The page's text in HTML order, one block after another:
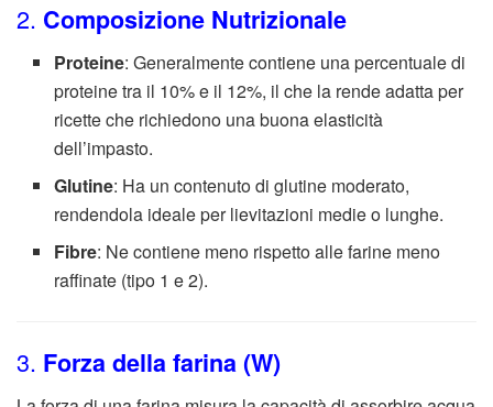
2. Composizione Nutrizionale
Proteine: Generalmente contiene una percentuale di
proteine tra il 10% e il 12%, il che la rende adatta per
ricette che richiedono una buona elasticità
dell’impasto.
Glutine: Ha un contenuto di glutine moderato,
rendendola ideale per lievitazioni medie o lunghe.
Fibre: Ne contiene meno rispetto alle farine meno
raffinate (tipo 1 e 2).
3. Forza della farina (W)